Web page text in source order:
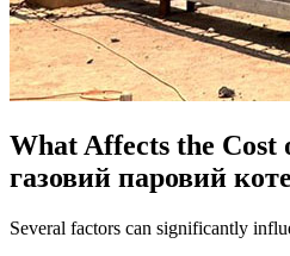
What Affects the Cost
газовий паровий
Several factors can significantly